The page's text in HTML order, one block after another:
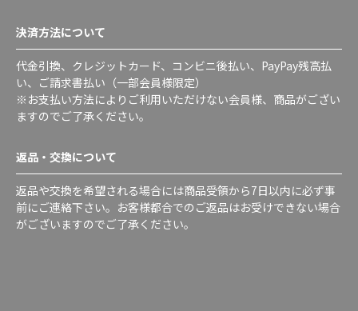
決済方法について
代金引換、クレジットカード、コンビニ後払い、PayPay残高払
い、ご請求書払い（一部会員様限定）
※お支払い方法によりご利用いただけない会員様、商品がござい
ますのでご了承ください。
返品・交換について
返品や交換を希望される場合には商品受領から7日以内に必ず事
前にご連絡下さい。お客様都合でのご返品はお受けできない場合
がございますのでご了承ください。